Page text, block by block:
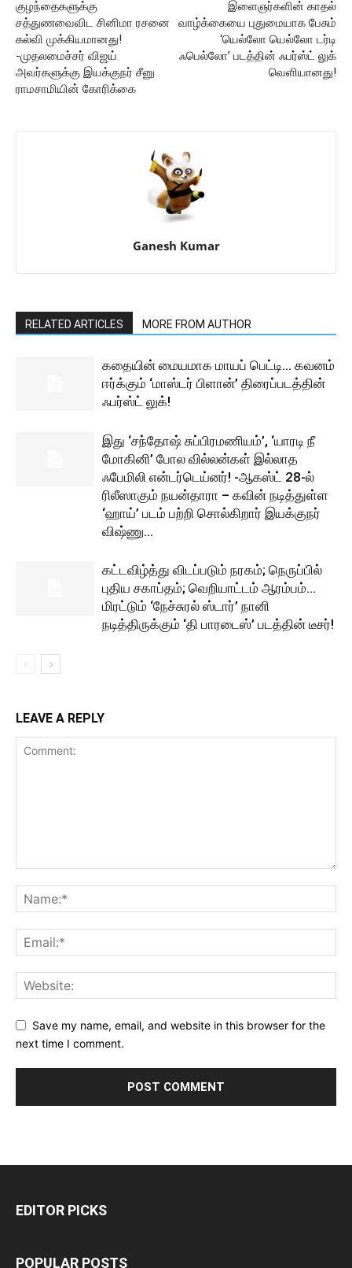
குழந்தைகளுக்கு
சத்துணவைவிட சினிமா ரசனை
கல்வி முக்கியமானது!
-முதலமைச்சர் விஜய்
அவர்களுக்கு இயக்குநர் சீனு
ராமசாமியின் கோரிக்கை
இளைஞர்களின் காதல்
வாழ்க்கையை புதுமையாக பேசும்
‘யெல்லோ யெல்லோ டர்டி
ஃபெல்லோ’ படத்தின் ஃபர்ஸ்ட் லுக்
வெளியானது!
Ganesh Kumar
RELATED ARTICLES MORE FROM AUTHOR
கதையின் மையமாக மாயப் பெட்டி… கவனம்
ஈர்க்கும் ‘மாஸ்டர் பிளான்’ திரைப்படத்தின்
ஃபர்ஸ்ட் லுக்!
இது ‘சந்தோஷ் சுப்பிரமணியம்’, ‘யாரடி நீ
மோகினி’ போல வில்லன்கள் இல்லாத
ஃபேமிலி என்டர்டெய்னர்! -ஆகஸ்ட் 28-ல்
ரிலீஸாகும் நயன்தாரா – கவின் நடித்துள்ள
‘ஹாய்’ படம் பற்றி சொல்கிறார் இயக்குநர்
விஷ்ணு...
கட்டவிழ்த்து விடப்படும் நரகம்; நெருப்பில்
புதிய சகாப்தம்; வெறியாட்டம் ஆரம்பம்…
மிரட்டும் ‘நேச்சுரல் ஸ்டார்’ நானி
நடித்திருக்கும் ‘தி பாரடைஸ்’ படத்தின் டீசர்!
LEAVE A REPLY
Save my name, email, and website in this browser for the
next time I comment.
EDITOR PICKS
POPULAR POSTS